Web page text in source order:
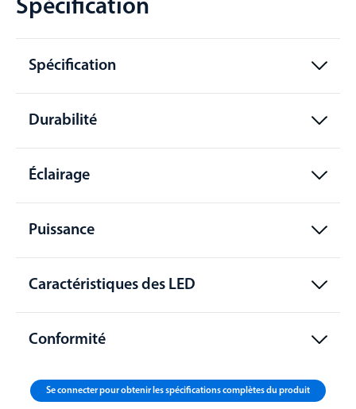
Spécification
Spécification
Durabilité
Éclairage
Puissance
Caractéristiques des LED
Conformité
Se connecter pour obtenir les spécifications complètes du produit